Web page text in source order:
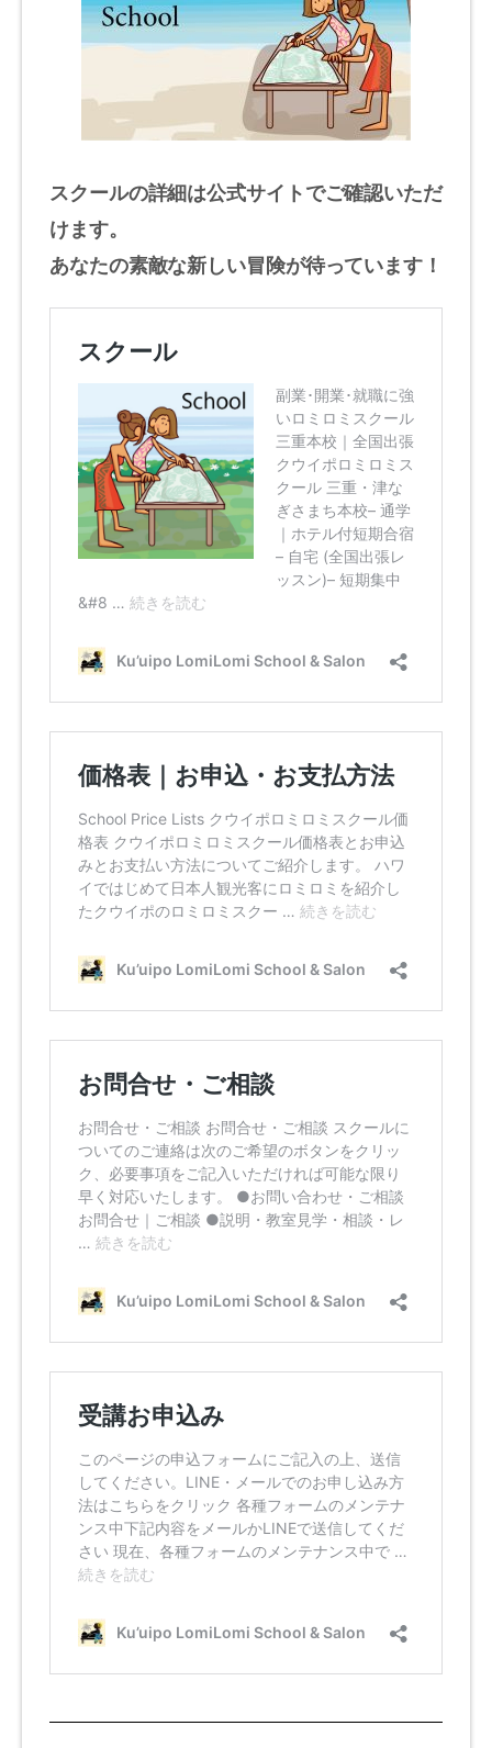
スクールの詳細は公式サイトでご確認いただ
けます。
あなたの素敵な新しい冒険が待っています！